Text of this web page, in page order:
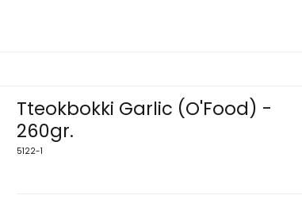
Tteokbokki Garlic (O'Food) -
260gr.
5122-1